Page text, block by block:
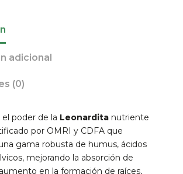
adicional
(0)
poder de la Leonarditanutriente
por OMRI y CDFA que
gama robusta de humus, ácidos
mejorando la absorción de
en la formación de raíces,